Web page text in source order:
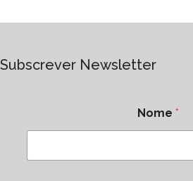
Subscrever Newsletter
Nome *